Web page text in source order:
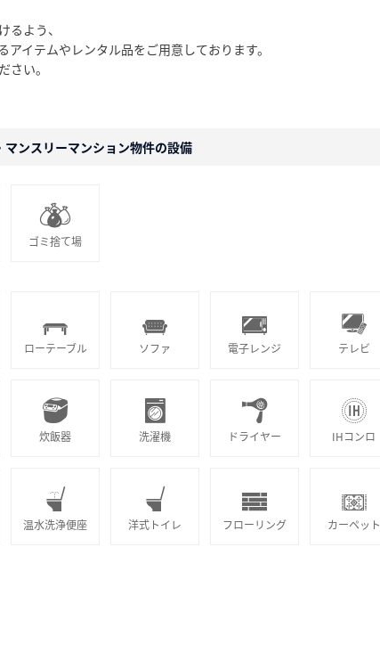
るよう、
イテムやレンタル品をご用意しております。
さい。
マンスリーマンション物件の設備
ゴミ捨て場
ローテーブル ソファ 電子レンジ テレビ
炊飯器 洗濯機 ドライヤー IHコンロ
温水洗浄便座 洋式トイレ フローリング カーペット